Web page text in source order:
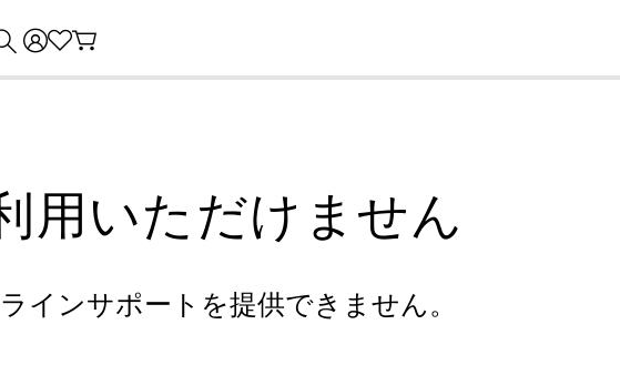
用いただけません
インサポートを提供できません。